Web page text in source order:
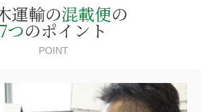
運輸の混載便の
7つのポイント
POINT